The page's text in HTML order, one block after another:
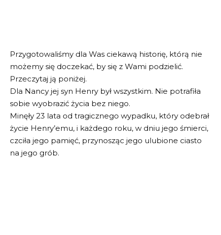
Przygotowaliśmy dla Was ciekawą historię, którą nie
możemy się doczekać, by się z Wami podzielić.
Przeczytaj ją poniżej.
Dla Nancy jej syn Henry był wszystkim. Nie potrafiła
sobie wyobrazić życia bez niego.
Minęły 23 lata od tragicznego wypadku, który odebrał
życie Henry’emu, i każdego roku, w dniu jego śmierci,
czciła jego pamięć, przynosząc jego ulubione ciasto
na jego grób.